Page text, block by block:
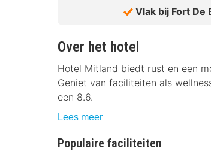
Vlak bij Fort De
Over het hotel
Hotel Mitland biedt rust en een
Geniet van faciliteiten als
een 8.6.
Lees meer
Populaire faciliteiten